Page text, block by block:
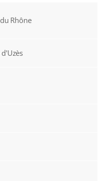
Rhône